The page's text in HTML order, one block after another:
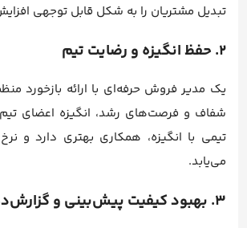
تبدیل مشتریان را به شکل قابل توجهی
۲. حفظ انگیزه و رضایت تیم
یک مدیر فروش حرفه‌ای با ارائه بازخورد
شفاف و فرصت‌های رشد، انگیزه اعضای
تیمی با انگیزه، همکاری بهتری دارد و
می‌یابد.
۳. بهبود کیفیت پیش‌بینی و گزارش‌دهی